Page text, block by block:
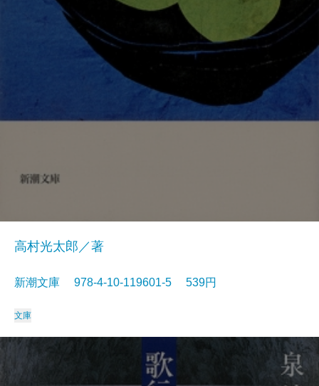
高村光太郎／著
新潮文庫 978-4-10-119601-5 539円
文庫